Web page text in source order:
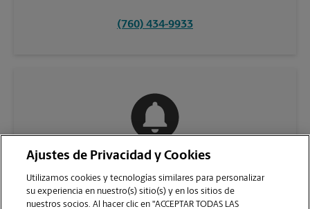
(760) 434-9933
Ajustes de Privacidad y Cookies
Utilizamos cookies y tecnologías similares para personalizar
su experiencia en nuestro(s) sitio(s) y en los sitios de
nuestros socios. Al hacer clic en "ACCEPTAR TODAS LAS